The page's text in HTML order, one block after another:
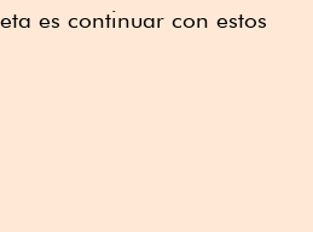
es continuar con estos